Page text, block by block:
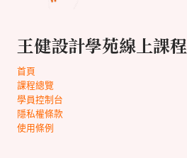
王健設計學苑線上課程
首頁
課程總覽
學員控制台
隱私權條款
使用條例